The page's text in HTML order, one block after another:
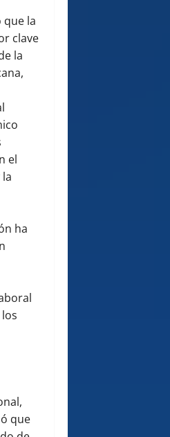
que la
clave
la
el
ha
que